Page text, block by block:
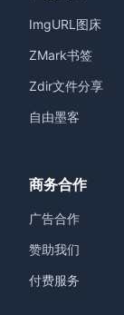
ImgURL图床
ZMark书签
Zdir文件分享
自由墨客
商务合作
广告合作
赞助我们
付费服务